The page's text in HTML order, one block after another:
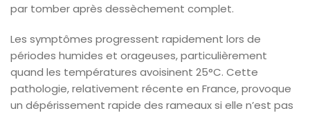
par tomber après dessèchement complet.
Les symptômes progressent rapidement lors de
périodes humides et orageuses, particulièrement
quand les températures avoisinent 25°C. Cette
pathologie, relativement récente en France, provoque
un dépérissement rapide des rameaux si elle n’est pas